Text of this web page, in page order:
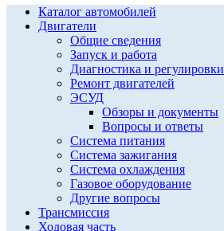
Каталог автомобилей
Двигатели
Общие сведения
Запуск и работа
Диагностика и регулировки
Ремонт двигателей
ЭСУД
Обзоры и документы
Вопросы и ответы
Система питания
Система зажигания
Система охлаждения
Газовое оборудование
Другие вопросы
Трансмиссия
Ходовая часть